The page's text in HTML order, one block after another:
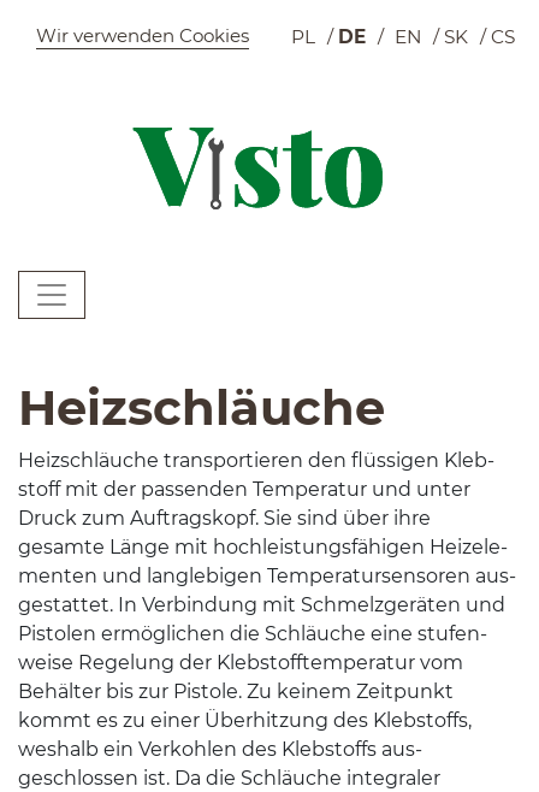
Szybkie menu
Wir verwenden Cookies PL DE EN SK CS
Menu główne
Heizschläuche
Heizschläuche trans­portieren den flüs­si­gen Kleb­
stoff mit der passenden Tem­per­atur und unter
Druck zum Auf­tragskopf. Sie sind über ihre
gesamte Länge mit hochleis­tungs­fähi­gen Heizele­
menten und lan­glebi­gen Tem­per­atursen­soren aus­
ges­tat­tet. In Verbindung mit Schmelzgeräten und
Pis­tolen ermöglichen die Schläuche eine stufen­
weise Regelung der Kleb­stofftem­per­atur vom
Behäl­ter bis zur Pis­tole. Zu keinem Zeit­punkt
kommt es zu einer Über­hitzung des Kleb­stoffs,
weshalb ein Verkohlen des Kleb­stoffs aus­
geschlossen ist. Da die Schläuche inte­graler